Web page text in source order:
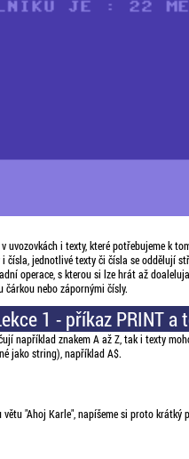
uvozovkách i texty, které potřebujeme k
čísla, jednotlivé texty či čísla se oddělují
operace, s kterou si lze hrát až
čárkou nebo zápornými čísly.
1 - příkaz PRINT a
například znakem A až Z, tak i texty
jako string), například A$.
"Ahoj Karle", napíšeme si proto krátký